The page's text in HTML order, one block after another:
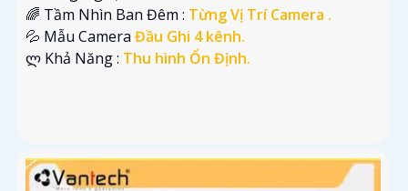
🌈 Tầm Nhìn Ban Đêm : Từng Vị Trí Camera .
💦 Mẫu Camera Đầu Ghi 4 kênh.
️ლ Khả Năng : Thu hình Ổn Định.